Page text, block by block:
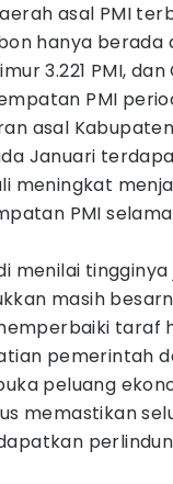
asal PMI
hanya berada
3.221 PMI,
PMI
asal
Januari
meningkat
PMI
menilai tingginya
masih
taraf
pemerintah
peluang
memastikan